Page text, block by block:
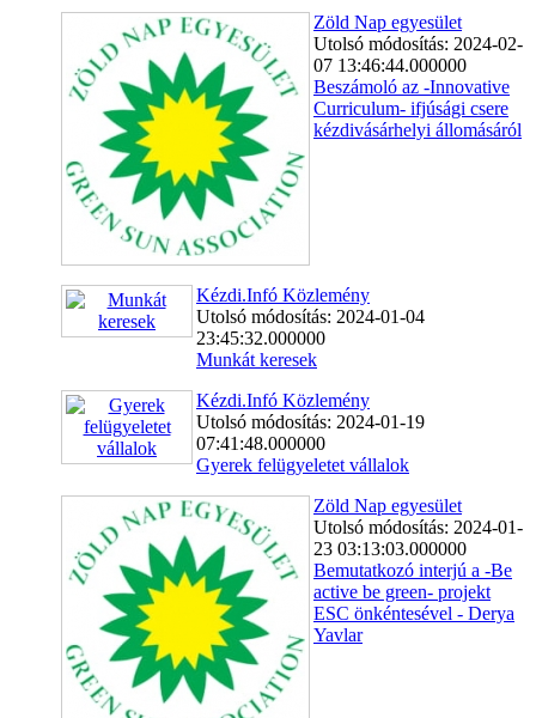
Zöld Nap egyesület
Utolsó módosítás: 2024-02-
07 13:46:44.000000
Beszámoló az -Innovative
Curriculum- ifjúsági csere
kézdivásárhelyi állomásáról
Kézdi.Infó Közlemény
Utolsó módosítás: 2024-01-04
23:45:32.000000
Munkát keresek
Kézdi.Infó Közlemény
Utolsó módosítás: 2024-01-19
07:41:48.000000
Gyerek felügyeletet vállalok
Zöld Nap egyesület
Utolsó módosítás: 2024-01-
23 03:13:03.000000
Bemutatkozó interjú a -Be
active be green- projekt
ESC önkéntesével - Derya
Yavlar